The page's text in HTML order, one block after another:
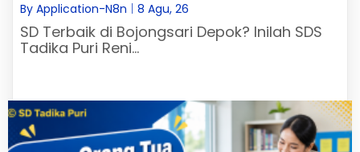
By Application-N8n 8 Agu, 26
SD Terbaik di Bojongsari Depok? Inilah SDS
Tadika Puri Reni…